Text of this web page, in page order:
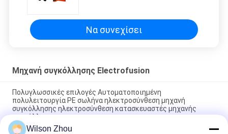
Να συνεχίσει
Μηχανή συγκόλλησης Electrofusion
Πολυγλωσσικές επιλογές Αυτοματοποιημένη
πολυλειτουργία PE σωλήνα ηλεκτροσύνθεση μηχανή
συγκόλλησης ηλεκτροσύνθεση κατασκευαστές μηχανής
συγκόλλησης
Wilson Zhou